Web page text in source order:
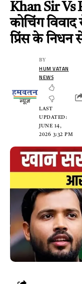
Khan Sir Vs
कोचिंग
प्रिंस के निधन
LAST
UPDATED:
JUNE 14,
2026 3:32 PM
BY
HUM VATAN
NEWS